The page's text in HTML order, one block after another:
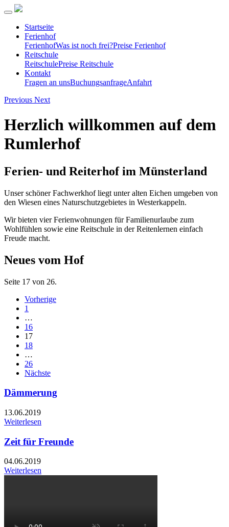
Startseite
Ferienhof
FerienhofWas ist noch frei?Preise Ferienhof
Reitschule
ReitschulePreise Reitschule
Kontakt
Fragen an unsBuchungsanfrageAnfahrt
Previous Next
Herzlich willkommen auf dem
Rumlerhof
Ferien- und Reiterhof im Münsterland
Unser schöner Fachwerkhof liegt unter alten Eichen umgeben von
den Wiesen eines Naturschutzgebietes in Westerkappeln.
Wir bieten vier Ferienwohnungen für Familienurlaube zum
Wohlfühlen sowie eine Reitschule in der Reitenlernen einfach
Freude macht.
Neues vom Hof
Seite 17 von 26.
Vorherige
1
…
16
17
18
…
26
Nächste
Dämmerung
13.06.2019
Weiterlesen
Zeit für Freunde
04.06.2019
Weiterlesen